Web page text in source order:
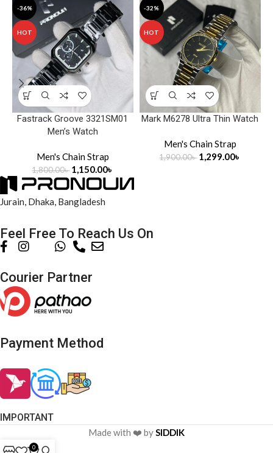
-36%
HOT
Fastrack Groove 3321SM01
Men’s Watch
Men's Chain Strap
1,800.00৳ 1,150.00৳
-32%
HOT
Mark M6278 Ultra Thin Watch
Men's Chain Strap
1,900.00৳ 1,299.00৳
Jurain, Dhaka, Bangladesh
Feel Free To Reach Us On
Courier Partner
Payment Method
IMPORTANT
Made with ❤️ bySIDDIK
0